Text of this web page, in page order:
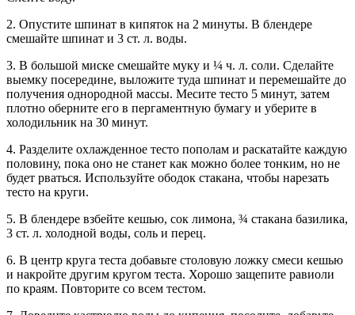
2. Опустите шпинат в кипяток на 2 минуты. В блендере
смешайте шпинат и 3 ст. л. воды.
3. В большой миске смешайте муку и ¼ ч. л. соли. Сделайте
выемку посередине, выложите туда шпинат и перемешайте до
получения однородной массы. Месите тесто 5 минут, затем
плотно оберните его в пергаментную бумагу и уберите в
холодильник на 30 минут.
4. Разделите охлажденное тесто пополам и раскатайте каждую
половину, пока оно не станет как можно более тонким, но не
будет рваться. Используйте ободок стакана, чтобы нарезать
тесто на круги.
5. В блендере взбейте кешью, сок лимона, ¾ стакана базилика,
3 ст. л. холодной воды, соль и перец.
6. В центр круга теста добавьте столовую ложку смеси кешью
и накройте другим кругом теста. Хорошо защепите равиоли
по краям. Повторите со всем тестом.